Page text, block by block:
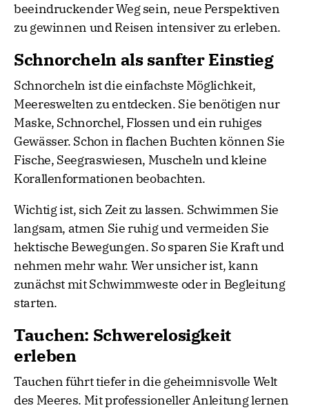
beeindruckender Weg sein, neue Perspektiven
zu gewinnen und Reisen intensiver zu erleben.
Schnorcheln als sanfter Einstieg
Schnorcheln ist die einfachste Möglichkeit,
Meereswelten zu entdecken. Sie benötigen nur
Maske, Schnorchel, Flossen und ein ruhiges
Gewässer. Schon in flachen Buchten können Sie
Fische, Seegraswiesen, Muscheln und kleine
Korallenformationen beobachten.
Wichtig ist, sich Zeit zu lassen. Schwimmen Sie
langsam, atmen Sie ruhig und vermeiden Sie
hektische Bewegungen. So sparen Sie Kraft und
nehmen mehr wahr. Wer unsicher ist, kann
zunächst mit Schwimmweste oder in Begleitung
starten.
Tauchen: Schwerelosigkeit
erleben
Tauchen führt tiefer in die geheimnisvolle Welt
des Meeres. Mit professioneller Anleitung lernen